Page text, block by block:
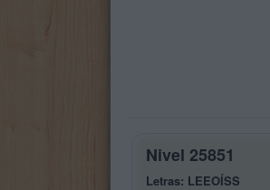
Nivel 25851
Letras: LEEOÍSS